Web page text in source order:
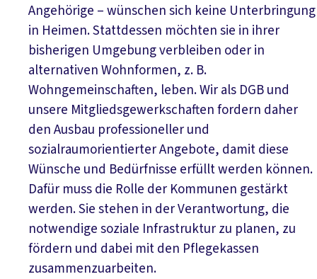
Angehörige – wünschen sich keine Unterbringung
in Heimen. Stattdessen möchten sie in ihrer
bisherigen Umgebung verbleiben oder in
alternativen Wohnformen, z. B.
Wohngemeinschaften, leben. Wir als DGB und
unsere Mitgliedsgewerkschaften fordern daher
den Ausbau professioneller und
sozialraumorientierter Angebote, damit diese
Wünsche und Bedürfnisse erfüllt werden können.
Dafür muss die Rolle der Kommunen gestärkt
werden. Sie stehen in der Verantwortung, die
notwendige soziale Infrastruktur zu planen, zu
fördern und dabei mit den Pflegekassen
zusammenzuarbeiten.